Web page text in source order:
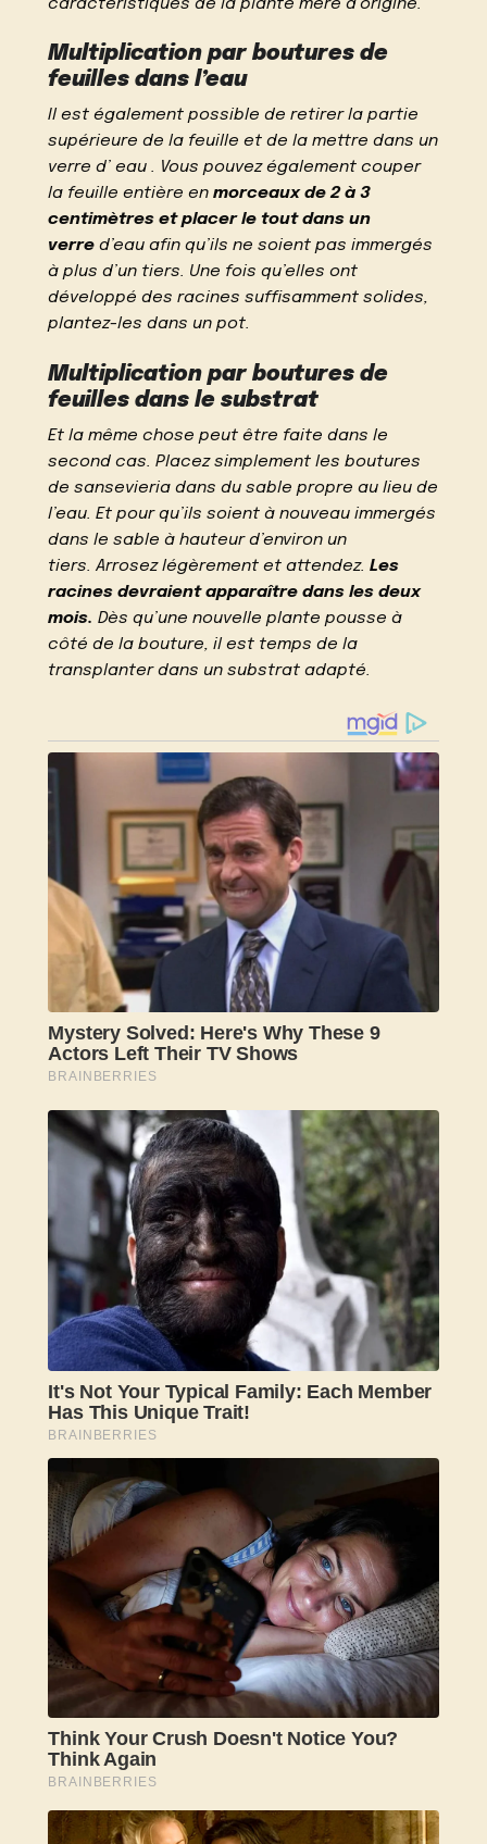
caractéristiques de la plante mère d’origine.
Multiplication par boutures de
feuilles dans l’eau
Il est également possible de retirer la partie
supérieure de la feuille et de la mettre dans un
verre d’eau . Vous pouvez également couper
la feuille entière enmorceaux de 2 à 3
centimètres et placer le tout dans un
verre d’eau afin qu’ils ne soient pas immergés
à plus d’un tiers. Une fois qu’elles ont
développé des racines suffisamment solides,
plantez-les dans un pot.
Multiplication par boutures de
feuilles dans le substrat
Et la même chose peut être faite dans le
second cas. Placez simplement les boutures
de sansevieria dans du sable propre au lieu de
l’eau. Et pour qu’ils soient à nouveau immergés
dans le sable à hauteur d’environ un
tiers. Arrosez légèrement et attendez.Les
racines devraient apparaître dans les deux
mois.Dès qu’une nouvelle plante pousse à
côté de la bouture, il est temps de la
transplanter dans un substrat adapté.